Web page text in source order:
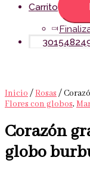
Carrito
Inicio /Rosas /
Flores con globos,
Corazón
globo